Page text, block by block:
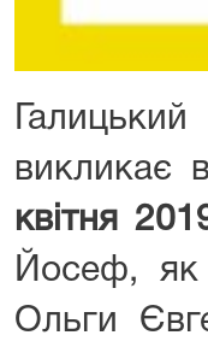
викликає
квітня
Йосеф, як
Ольги